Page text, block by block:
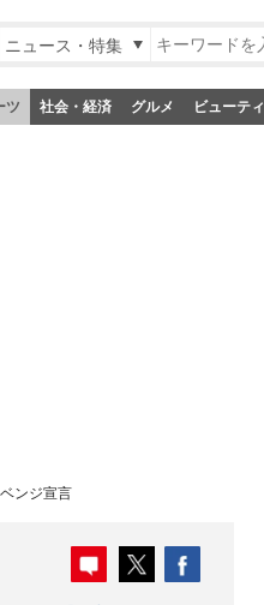
ニュース・特集
ツ 社会・経済 グルメ ビューティ
ンジ宣言